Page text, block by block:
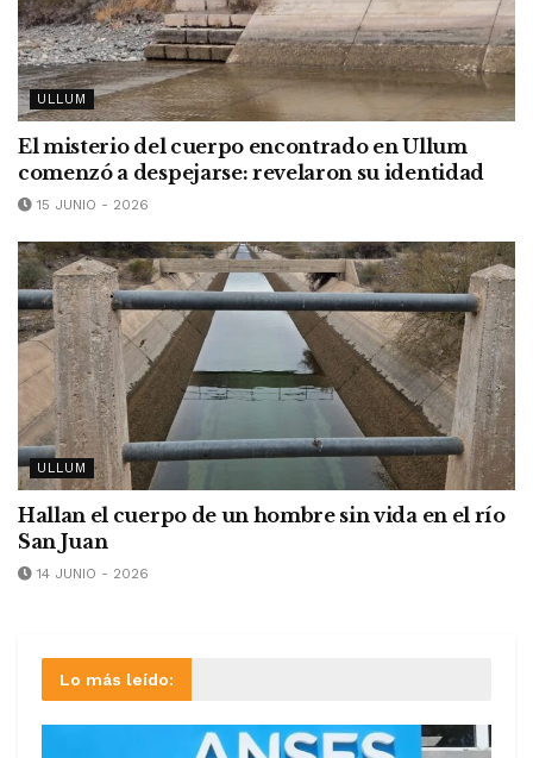
ULLUM
El misterio del cuerpo encontrado en Ullum
comenzó a despejarse: revelaron su identidad
15 JUNIO - 2026
ULLUM
Hallan el cuerpo de un hombre sin vida en el río
San Juan
14 JUNIO - 2026
Lo más leído: